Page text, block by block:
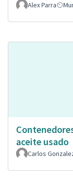
Alex Parra
aceite usado
Carlos